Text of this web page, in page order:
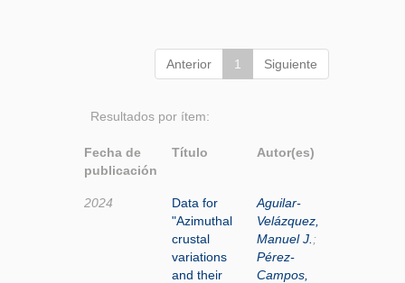
Anterior 1 Siguiente
Resultados por ítem:
Fecha de
publicación
Título Autor(es)
2024
Data for
"Azimuthal
crustal
variations
and their
Aguilar-
Velázquez,
Manuel J. ;
Pérez-
Campos,